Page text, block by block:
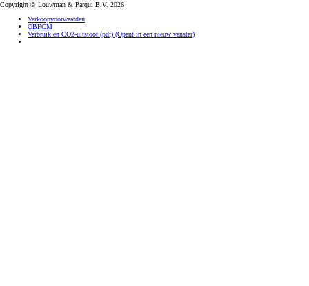
Copyright © Louwman & Parqui B.V. 2026
Verkoopvoorwaarden
OBFCM
Verbruik en CO2-uitstoot (pdf) (Opent in een nieuw venster)